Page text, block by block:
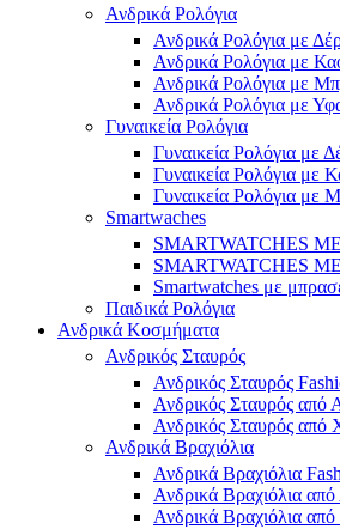
Ανδρικά Ρολόγια
Ανδρικά Ρολόγια με
Ανδρικά Ρολόγια με
Ανδρικά Ρολόγια με
Ανδρικά Ρολόγια με
Γυναικεία Ρολόγια
Γυναικεία Ρολόγια με
Γυναικεία Ρολόγια με
Γυναικεία Ρολόγια με
Smartwaches
SMARTWATCHES
SMARTWATCHES
Smartwatches με
Παιδικά Ρολόγια
Ανδρικά Κοσμήματα
Ανδρικός Σταυρός
Ανδρικός Σταυρός
Ανδρικός Σταυρός από
Ανδρικός Σταυρός από
Ανδρικά Βραχιόλια
Ανδρικά Βραχιόλια
Ανδρικά Βραχιόλια
Ανδρικά Βραχιόλια